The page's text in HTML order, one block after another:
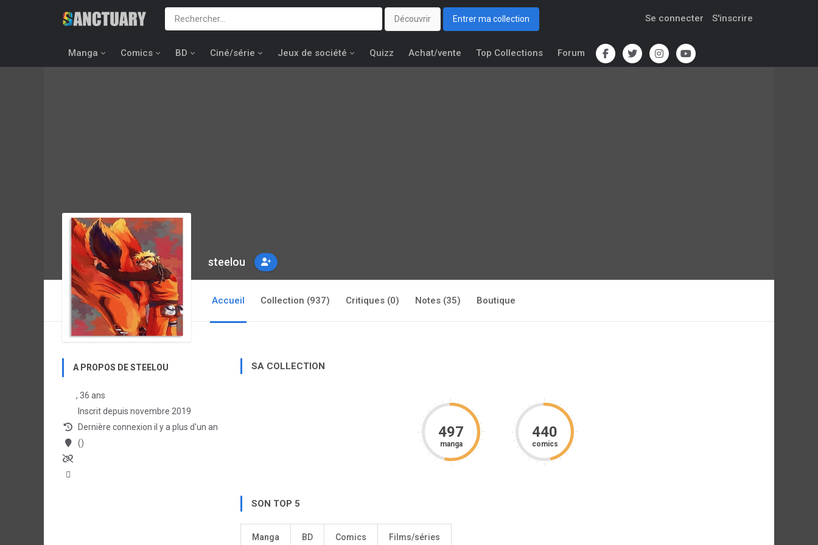
Découvrir Entrer ma collection Se connecter S'inscrire
Manga Comics BD Ciné/série Jeux de société Quizz Achat/vente Top Collections Forum
steelou
Accueil Collection (937) Critiques (0) Notes (35) Boutique
A PROPOS DE STEELOU
, 36 ans
Inscrit depuis novembre 2019
Dernière connexion il y a plus d'un an
()
SA COLLECTION
497
manga
440
comics
SON TOP 5
Manga BD Comics Films/séries